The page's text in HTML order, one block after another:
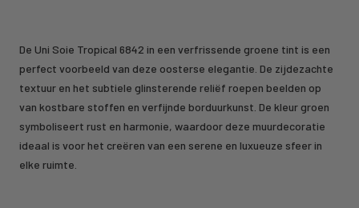
De Uni Soie Tropical 6842 in een verfrissende groene tint is een
perfect voorbeeld van deze oosterse elegantie. De zijdezachte
textuur en het subtiele glinsterende reliëf roepen beelden op
van kostbare stoffen en verfijnde borduurkunst. De kleur groen
symboliseert rust en harmonie, waardoor deze muurdecoratie
ideaal is voor het creëren van een serene en luxueuze sfeer in
elke ruimte.